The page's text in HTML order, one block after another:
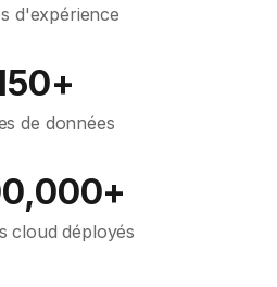
d'expérience
de données
cloud déployés